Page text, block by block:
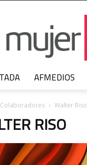
AFMEDIOS
Colaboradores Walter Riso
RISO